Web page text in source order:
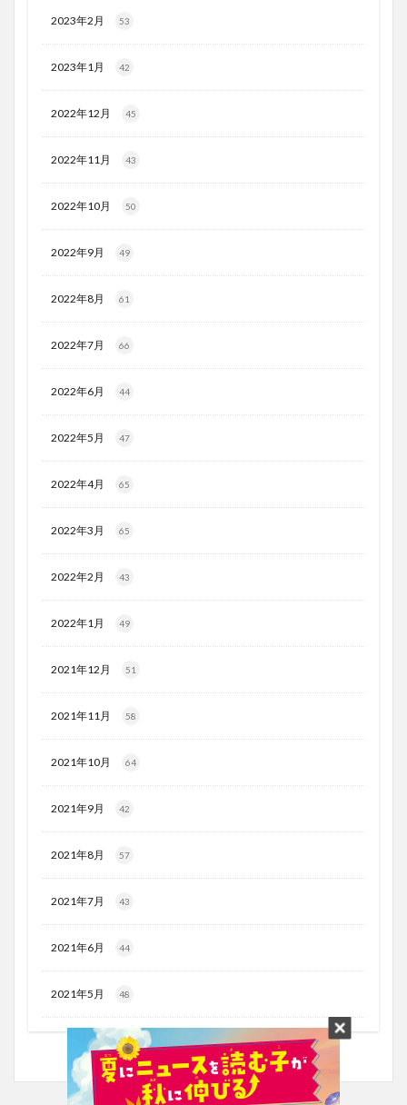
2023年2月 53
2023年1月 42
2022年12月 45
2022年11月 43
2022年10月 50
2022年9月 49
2022年8月 61
2022年7月 66
2022年6月 44
2022年5月 47
2022年4月 65
2022年3月 65
2022年2月 43
2022年1月 49
2021年12月 51
2021年11月 58
2021年10月 64
2021年9月 42
2021年8月 57
2021年7月 43
2021年6月 44
2021年5月 48